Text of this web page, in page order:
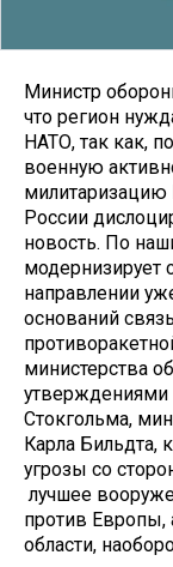
Министр
что регион
НАТО, так как,
военную
милитаризацию
России
новость. По
направлении
оснований
министерства
утверждениями
Стокгольма,
Карла Бильдта,
угрозы со
лучшее
против Европы,
области,